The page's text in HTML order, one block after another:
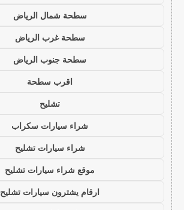
سطحة شمال الرياض
سطحة غرب الرياض
سطحة جنوب الرياض
اقرب سطحة
تشليح
شراء سيارات سكراب
شراء سيارات تشليح
موقع شراء سيارات تشليح
ارقام يشترون سيارات تشليح